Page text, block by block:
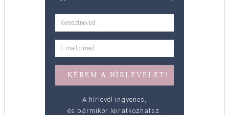
A hírlevél ingyenes,
és bármikor leiratkozhatsz.